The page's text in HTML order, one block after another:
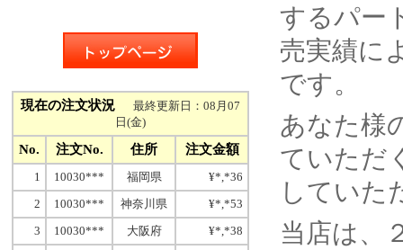
するパー
売実績に
です。
あなた様
ていただ
していた
当店は、